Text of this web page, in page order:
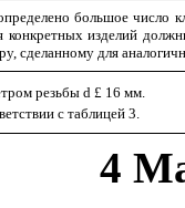
большое число
конкретных изделий
, сделанному для
резьбы d £ 16 мм.
с таблицей3.
4